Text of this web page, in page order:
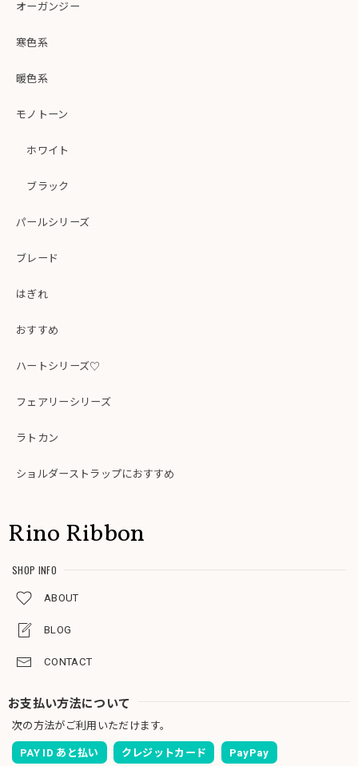
オーガンジー
寒色系
暖色系
モノトーン
ホワイト
ブラック
パールシリーズ
ブレード
はぎれ
おすすめ
ハートシリーズ♡
フェアリーシリーズ
ラトカン
ショルダーストラップにおすすめ
Rino Ribbon
SHOP INFO
ABOUT
BLOG
CONTACT
お支払い方法について
次の方法がご利用いただけます。
PAY ID あと払い クレジットカード PayPay